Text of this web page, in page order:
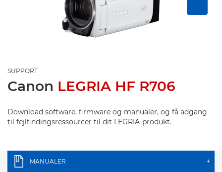
SUPPORT
Canon LEGRIA HF R706
Download software, firmware og manualer, og få adgang
til fejlfindingsressourcer til dit LEGRIA-produkt.
MANUALER +